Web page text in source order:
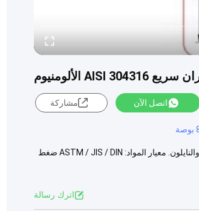
اتصل الآن مشاركة
وصلات Camlock تتوفر مواد مختلفة في مادة الفولاذ المقاوم للصدأ والألمنيوم والنحاس والبولي بروبيلين والنايلون. معيار المواد: ASTM / JIS / DIN ضغط
اترك رسالة